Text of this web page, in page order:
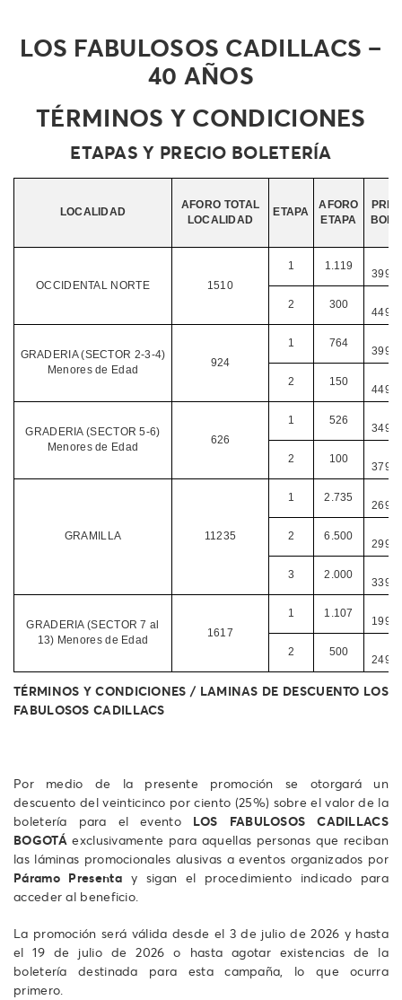
LOS FABULOSOS CADILLACS –
40 AÑOS
TÉRMINOS Y CONDICIONES
ETAPAS Y PRECIO BOLETERÍA
LOCALIDAD
AFORO TOTAL
LOCALIDAD
ETAPA
AFORO
ETAPA
OCCIDENTAL NORTE 1510
1 1.119
2 300
GRADERIA (SECTOR 2-3-4)
Menores de Edad
924
1 764
2 150
GRADERIA (SECTOR 5-6)
Menores de Edad
626
1 526
2 100
GRAMILLA 11235
1 2.735
2 6.500
3 2.000
GRADERIA (SECTOR 7 al
13) Menores de Edad
1617
1 1.107
2 500
TÉRMINOS Y CONDICIONES / LAMINAS DE DESCUENTO LOS
FABULOSOS CADILLACS
Por medio de la presente promoción se otorgará un
descuento del veinticinco por ciento (25%) sobre el valor de la
boletería para el evento LOS FABULOSOS CADILLACS
BOGOTÁexclusivamente para aquellas personas que reciban
las láminas promocionales alusivas a eventos organizados por
Páramo Presentay sigan el procedimiento indicado para
acceder al beneficio.
La promoción será válida desde el 3 de julio de 2026 y hasta
el 19 de julio de 2026 o hasta agotar existencias de la
boletería destinada para esta campaña, lo que ocurra
primero.